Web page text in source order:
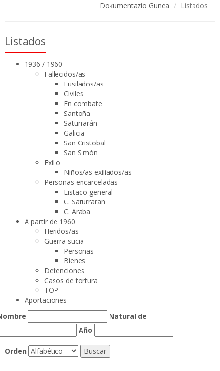
Dokumentazio Gunea Listados
Listados
1936 / 1960
Fallecidos/as
Fusilados/as
Civiles
En combate
Santoña
Saturrarán
Galicia
San Cristobal
San Simón
Exilio
Niños/as exiliados/as
Personas encarceladas
Listado general
C. Saturraran
C. Araba
A partir de 1960
Heridos/as
Guerra sucia
Personas
Bienes
Detenciones
Casos de tortura
TOP
Aportaciones
Natural de
Año
Orden